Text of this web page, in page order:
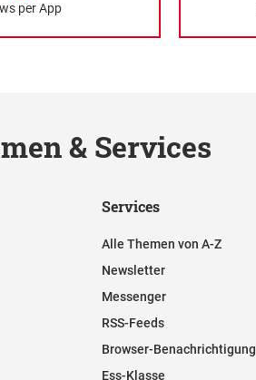
per App
& Services
Services
Alle Themen von A-Z
Newsletter
Messenger
RSS-Feeds
Browser-Benachrichtigung
Ess-Klasse